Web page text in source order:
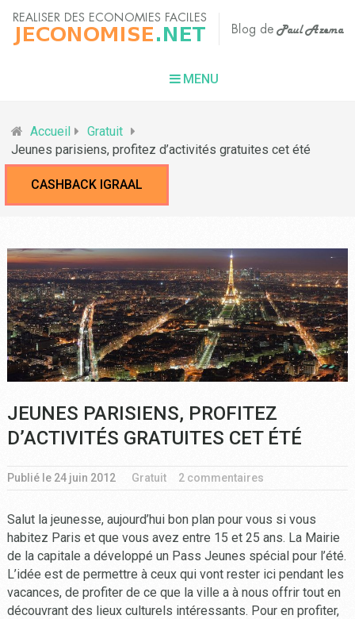
MENU
Accueil
Gratuit
Jeunes parisiens, profitez d’activités gratuites cet été
CASHBACK IGRAAL
JEUNES PARISIENS, PROFITEZ
D’ACTIVITÉS GRATUITES CET ÉTÉ
Publié le 24 juin 2012 Gratuit 2 commentaires
Salut la jeunesse, aujourd’hui bon plan pour vous si vous
habitez Paris et que vous avez entre 15 et 25 ans. La Mairie
de la capitale a développé un Pass Jeunes spécial pour l’été.
L’idée est de permettre à ceux qui vont rester ici pendant les
vacances, de profiter de ce que la ville a à nous offrir tout en
découvrant des lieux culturels intéressants. Pour en profiter,